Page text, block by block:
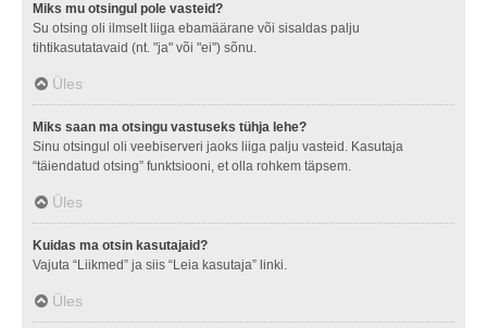
Miks mu otsingul pole vasteid?
Su otsing oli ilmselt liiga ebamäärane või sisaldas palju
tihtikasutatavaid (nt. "ja" või "ei") sõnu.
Üles
Miks saan ma otsingu vastuseks tühja lehe?
Sinu otsingul oli veebiserveri jaoks liiga palju vasteid. Kasutaja
“täiendatud otsing” funktsiooni, et olla rohkem täpsem.
Üles
Kuidas ma otsin kasutajaid?
Vajuta “Liikmed” ja siis “Leia kasutaja” linki.
Üles